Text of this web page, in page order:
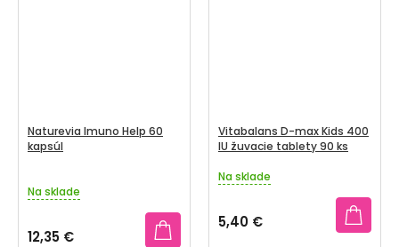
Naturevia Imuno Help 60
kapsúl
Na sklade
12,35 €
Vitabalans D-max Kids 400
IU žuvacie tablety 90 ks
Priemerné
produktu
je
Na sklade
5,40 €